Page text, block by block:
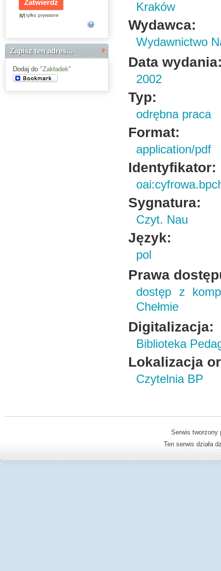
tylko prywatne
Zapisz ten adres...
Dodaj do "Zakładek"
Kraków
Wydawca:
Wydawnictwo
Data
2002
Typ:
odrębna praca
Format:
application/pdf
Identyfikator:
Sygnatura:
Czyt. Nau
Język:
pol
Prawa
dostęp z
Chełmie
Digitalizacja:
Biblioteka
Lokalizacja
Czytelnia BP
Serwis
Ten serwis działa